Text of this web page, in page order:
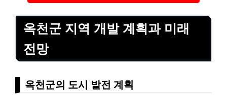
옥천군 지역 개발 계획과 미래
전망
옥천군의 도시 발전 계획